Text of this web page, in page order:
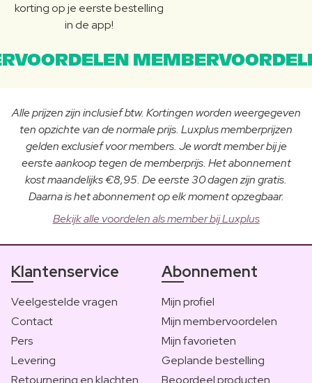
korting op je eerste bestelling
in de app!
Alle prijzen zijn inclusief btw. Kortingen worden weergegeven
ten opzichte van de normale prijs. Luxplus memberprijzen
gelden exclusief voor members. Je wordt member bij je
eerste aankoop tegen de memberprijs. Het abonnement
kost maandelijks €8,95. De eerste 30 dagen zijn gratis.
Daarna is het abonnement op elk moment opzegbaar.
Bekijk alle voordelen als member bij Luxplus
Klantenservice
Veelgestelde vragen
Contact
Pers
Levering
Abonnement
Mijn profiel
Mijn membervoordelen
Mijn favorieten
Geplande bestelling